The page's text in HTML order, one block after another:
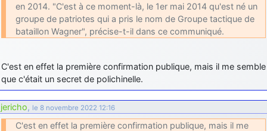
en 2014. "C'est à ce moment-là, le 1er mai 2014 qu'est né un
groupe de patriotes qui a pris le nom de Groupe tactique de
bataillon Wagner", précise-t-il dans ce communiqué.
C'est en effet la première confirmation publique, mais il me semble
que c'était un secret de polichinelle.
jericho, le 8 novembre 2022 12:16
C'est en effet la première confirmation publique, mais il me